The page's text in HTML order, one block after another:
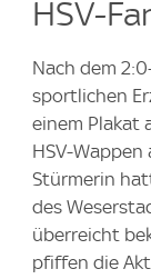
HSV-
Nach dem
sportlichen
einem Plakat
HSV-
Stürmerin
des
überreicht
pfiffen die